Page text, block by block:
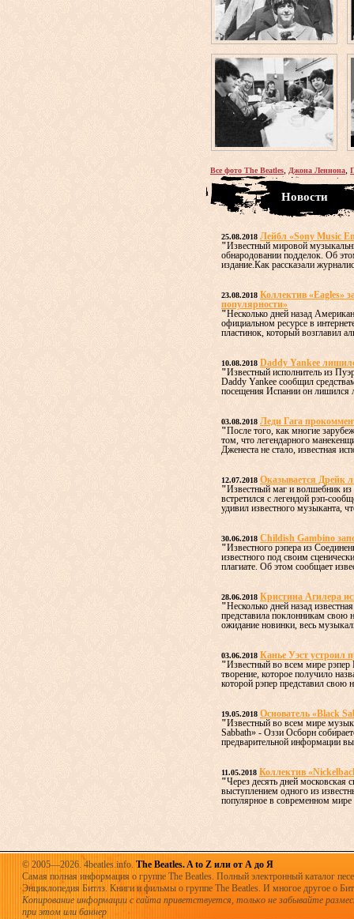
Все фото The Beatles, Джона Леннона,
Новости
25.08.2018 Лейбл «Sony Music
"Известный мировой
обнародовании подделок. Об
издание.Как рассказали
23.08.2018 Коллектив «Eagles»
популярности»
"Несколько дней назад
официальном ресурсе в
пластинок, который возглавил
10.08.2018 Daddy Yankee
"Известный исполнитель из
Daddy Yankee сообщил
посещения Испании он
03.08.2018 Леди Гага
"После того, как многие
том, что легендарного
Дженеста не стало, известная
12.07.2018 Оказывается Дрейк
"Известный маг и волшебник из
встретился с легендой рэп-
удивил известного музыканта,
30.06.2018 Childish Gambino
"Известного рэпера из
известного под своим
плагиате. Об этом сообщает
28.06.2018 Кристина Агилера
"Несколько дней назад
представила поклонникам свою
ожидание новинки, весь
03.06.2018 Канье Уэст устроил
"Известный во всем мире рэпер
творение, которое получило
которой рэпер представил свою
19.05.2018 Основатель «Black
"Известный во всем мире
Sabbath» - Оззи Осборн
предварительной информации
11.05.2018 Коллектив
"Через десять дней московская
выступлением одного из
популярное в современном мире
© 2005—2026. 4beatles.info. The Beatles. A to Z или от А до Я
Самая полная информация о группе The Beatles. Полный электронный каталог
Энциклопедия Битлз. Книги и фильмы о группе The Beatles. И многое другое о
Копирование информации с сайта приветствуется, только не забывайте
при этом или баннер